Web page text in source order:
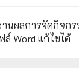
านผลการจัดกิจก
ล์ Word แก้ไขได้